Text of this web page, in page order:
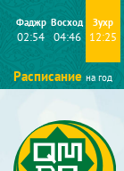
Фаджр
02:54
Восход
04:46
Зухр
12:25
Расписание на год